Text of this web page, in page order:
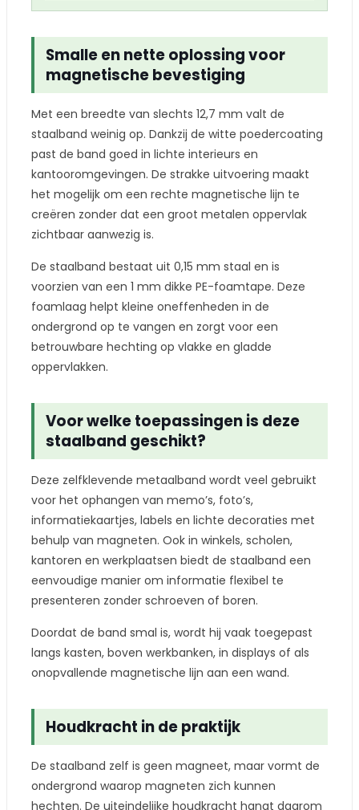
Smalle en nette oplossing voor
magnetische bevestiging
Met een breedte van slechts 12,7 mm valt de
staalband weinig op. Dankzij de witte poedercoating
past de band goed in lichte interieurs en
kantooromgevingen. De strakke uitvoering maakt
het mogelijk om een rechte magnetische lijn te
creëren zonder dat een groot metalen oppervlak
zichtbaar aanwezig is.
De staalband bestaat uit 0,15 mm staal en is
voorzien van een 1 mm dikke PE-foamtape. Deze
foamlaag helpt kleine oneffenheden in de
ondergrond op te vangen en zorgt voor een
betrouwbare hechting op vlakke en gladde
oppervlakken.
Voor welke toepassingen is deze
staalband geschikt?
Deze zelfklevende metaalband wordt veel gebruikt
voor het ophangen van memo’s, foto’s,
informatiekaartjes, labels en lichte decoraties met
behulp van magneten. Ook in winkels, scholen,
kantoren en werkplaatsen biedt de staalband een
eenvoudige manier om informatie flexibel te
presenteren zonder schroeven of boren.
Doordat de band smal is, wordt hij vaak toegepast
langs kasten, boven werkbanken, in displays of als
onopvallende magnetische lijn aan een wand.
Houdkracht in de praktijk
De staalband zelf is geen magneet, maar vormt de
ondergrond waarop magneten zich kunnen
hechten. De uiteindelijke houdkracht hangt daarom